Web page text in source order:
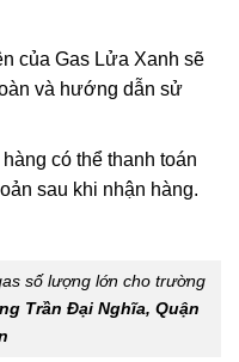
của Gas Lửa Xanh sẽ
và hướng dẫn sử
có thể thanh toán
sau khi nhận hàng.
số lượng lớn cho trường
Trần Đại Nghĩa, Quận